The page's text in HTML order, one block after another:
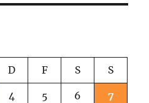
D F S S
4 5 6 7